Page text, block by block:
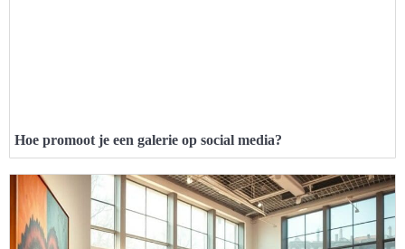
Hoe promoot je een galerie op social media?